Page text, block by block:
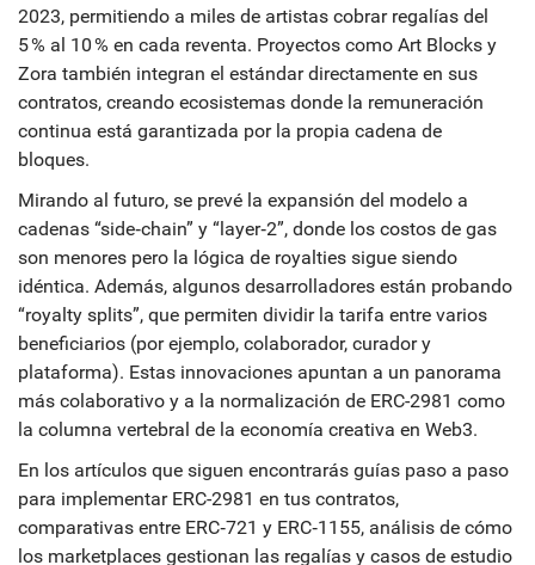
2023, permitiendo a miles de artistas cobrar regalías del
5 % al 10 % en cada reventa. Proyectos como Art Blocks y
Zora también integran el estándar directamente en sus
contratos, creando ecosistemas donde la remuneración
continua está garantizada por la propia cadena de
bloques.
Mirando al futuro, se prevé la expansión del modelo a
cadenas “side‑chain” y “layer‑2”, donde los costos de gas
son menores pero la lógica de royalties sigue siendo
idéntica. Además, algunos desarrolladores están probando
“royalty splits”, que permiten dividir la tarifa entre varios
beneficiarios (por ejemplo, colaborador, curador y
plataforma). Estas innovaciones apuntan a un panorama
más colaborativo y a la normalización de ERC-2981 como
la columna vertebral de la economía creativa en Web3.
En los artículos que siguen encontrarás guías paso a paso
para implementar ERC-2981 en tus contratos,
comparativas entre ERC‑721 y ERC‑1155, análisis de cómo
los marketplaces gestionan las regalías y casos de estudio